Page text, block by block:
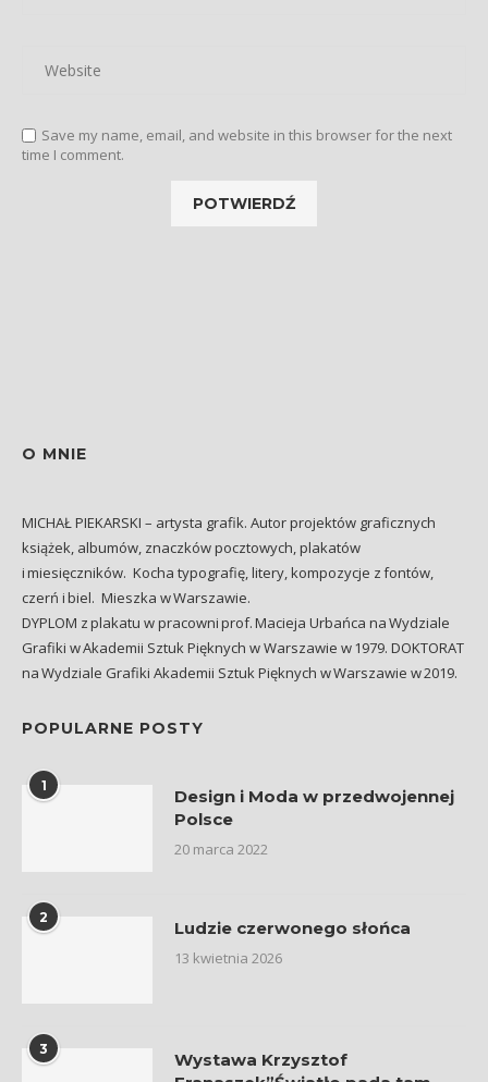
Save my name, email, and website in this browser for the next
time I comment.
O MNIE
MICHAŁ PIEKARSKI – artysta grafik. Autor projektów graficznych
książek, albumów, znaczków pocztowych, plakatów
i miesięczników. Kocha typografię, litery, kompozycje z fontów,
czerń i biel. Mieszka w Warszawie.
DYPLOM z plakatu w pracowni prof. Macieja Urbańca na Wydziale
Grafiki w Akademii Sztuk Pięknych w Warszawie w 1979. DOKTORAT
na Wydziale Grafiki Akademii Sztuk Pięknych w Warszawie w 2019.
POPULARNE POSTY
1
Design i Moda w przedwojennej
Polsce
20 marca 2022
2 Ludzie czerwonego słońca
13 kwietnia 2026
3
Wystawa Krzysztof